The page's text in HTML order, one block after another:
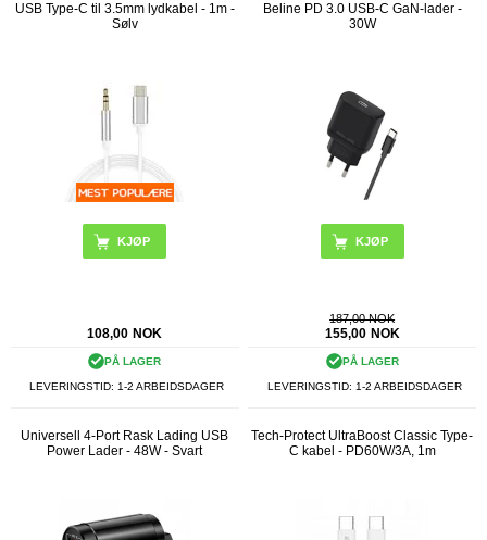
USB Type-C til 3.5mm lydkabel - 1m -
Sølv
108,00 NOK
PÅ LAGER
LEVERINGSTID: 1-2 ARBEIDSDAGER
Beline PD 3.0 USB-C GaN-lader -
30W
KJØP
187,00 NOK
155,00 NOK
PÅ LAGER
LEVERINGSTID: 1-2 ARBEIDSDAGER
Universell 4-Port Rask Lading USB
Power Lader - 48W - Svart
Tech-Protect UltraBoost Classic Type-
C kabel - PD60W/3A, 1m